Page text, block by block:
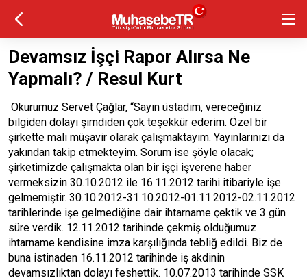
Devamsız İşçi Rapor Alırsa Ne
Yapmalı? / Resul Kurt
Okurumuz Servet Çağlar, “Sayın üstadım, vereceğiniz
bilgiden dolayı şimdiden çok teşekkür ederim. Özel bir
şirkette mali müşavir olarak çalışmaktayım. Yayınlarınızı da
yakından takip etmekteyim. Sorum ise şöyle olacak;
şirketimizde çalışmakta olan bir işçi işverene haber
vermeksizin 30.10.2012 ile 16.11.2012 tarihi itibariyle işe
gelmemiştir. 30.10.2012-31.10.2012-01.11.2012-02.11.2012
tarihlerinde işe gelmediğine dair ihtarname çektik ve 3 gün
süre verdik. 12.11.2012 tarihinde çekmiş olduğumuz
ihtarname kendisine imza karşılığında tebliğ edildi. Biz de
buna istinaden 16.11.2012 tarihinde iş akdinin
devamsızlıktan dolayı feshettik. 10.07.2013 tarihinde SSK